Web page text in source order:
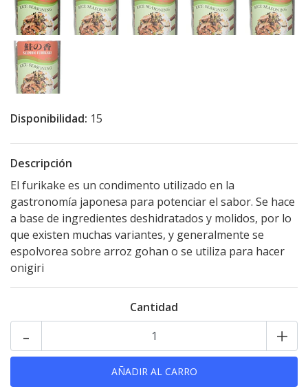
Disponibilidad: 15
Descripción
El furikake es un condimento utilizado en la
gastronomía japonesa para potenciar el sabor. Se hace
a base de ingredientes deshidratados y molidos, por lo
que existen muchas variantes, y generalmente se
espolvorea sobre arroz gohan o se utiliza para hacer
onigiri
Cantidad
+
-